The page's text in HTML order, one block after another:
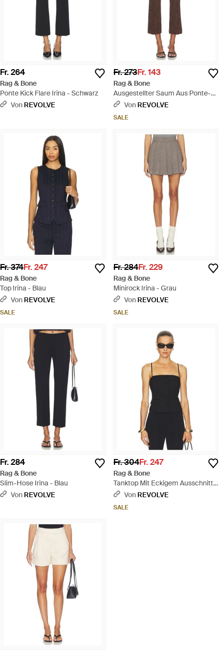
Fr. 264
Rag & Bone
Ponte Kick Flare Irina - Schwarz
Von REVOLVE
Fr. 273Fr. 143
Rag & Bone
Ausgestellter Saum Aus Ponte-
Jacquard Irina - Braun
Von REVOLVE
SALE
Fr. 374Fr. 247
Rag & Bone
Top Irina - Blau
Von REVOLVE
SALE
Fr. 284Fr. 229
Rag & Bone
Minirock Irina - Grau
Von REVOLVE
SALE
Fr. 284
Rag & Bone
Slim-Hose Irina - Blau
Von REVOLVE
Fr. 304Fr. 247
Rag & Bone
Tanktop Mit Eckigem Ausschnitt
Und Knopfleiste Irina - Schwarz
Von REVOLVE
SALE